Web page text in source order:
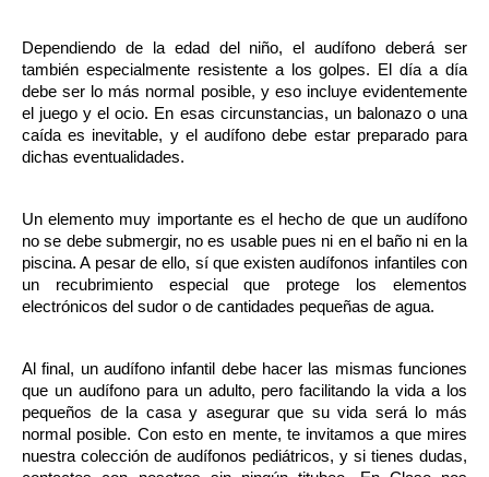
Dependiendo de la edad del niño, el audífono deberá ser
también especialmente resistente a los golpes. El día a día
debe ser lo más normal posible, y eso incluye evidentemente
el juego y el ocio. En esas circunstancias, un balonazo o una
caída es inevitable, y el audífono debe estar preparado para
dichas eventualidades.
Un elemento muy importante es el hecho de que un audífono
no se debe submergir, no es usable pues ni en el baño ni en la
piscina. A pesar de ello, sí que existen audífonos infantiles con
un recubrimiento especial que protege los elementos
electrónicos del sudor o de cantidades pequeñas de agua.
Al final, un audífono infantil debe hacer las mismas funciones
que un audífono para un adulto, pero facilitando la vida a los
pequeños de la casa y asegurar que su vida será lo más
normal posible. Con esto en mente, te invitamos a que mires
nuestra colección de audífonos pediátricos, y si tienes dudas,